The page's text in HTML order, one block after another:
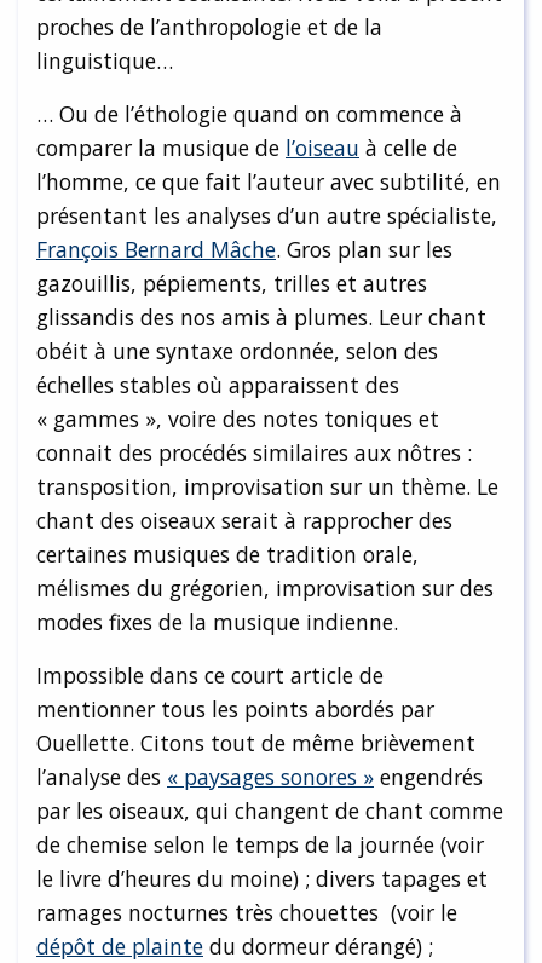
proches de l’anthropologie et de la
linguistique…
… Ou de l’éthologie quand on commence à
comparer la musique de l’oiseau à celle de
l’homme, ce que fait l’auteur avec subtilité, en
présentant les analyses d’un autre spécialiste,
François Bernard Mâche. Gros plan sur les
gazouillis, pépiements, trilles et autres
glissandis des nos amis à plumes. Leur chant
obéit à une syntaxe ordonnée, selon des
échelles stables où apparaissent des
« gammes », voire des notes toniques et
connait des procédés similaires aux nôtres :
transposition, improvisation sur un thème. Le
chant des oiseaux serait à rapprocher des
certaines musiques de tradition orale,
mélismes du grégorien, improvisation sur des
modes fixes de la musique indienne.
Impossible dans ce court article de
mentionner tous les points abordés par
Ouellette. Citons tout de même brièvement
l’analyse des « paysages sonores » engendrés
par les oiseaux, qui changent de chant comme
de chemise selon le temps de la journée (voir
le livre d’heures du moine) ; divers tapages et
ramages nocturnes très chouettes (voir le
dépôt de plainte du dormeur dérangé) ;